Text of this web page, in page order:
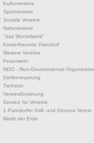
Kulturvereine
Sportvereine
Soziale Vereine
Naturvereine
"das Wurzelwerk"
Kinderfreunde Parndorf
Weitere Vereine
Feuerwehr
NGO - Non-Governmental
Dorferneuerung
Tierheim
Vereinsförderung
Service für Vereine
1.Parndorfer Grill- und Genuss Verein
Markt der Erde